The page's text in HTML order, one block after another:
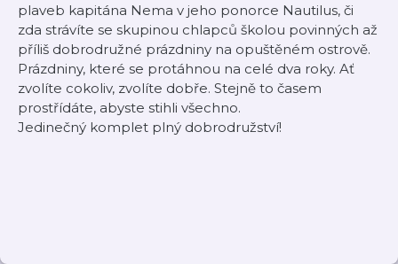
plaveb kapitána Nema v jeho ponorce Nautilus, či
zda strávíte se skupinou chlapců školou povinných až
příliš dobrodružné prázdniny na opuštěném ostrově.
Prázdniny, které se protáhnou na celé dva roky. Ať
zvolíte cokoliv, zvolíte dobře. Stejně to časem
prostřídáte, abyste stihli všechno.
Jedinečný komplet plný dobrodružství!